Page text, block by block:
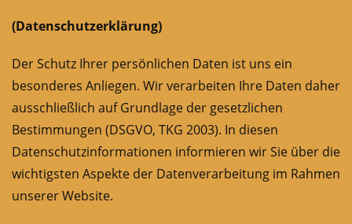
(Datenschutzerklärung)
Der Schutz Ihrer persönlichen Daten ist uns ein
besonderes Anliegen. Wir verarbeiten Ihre Daten daher
ausschließlich auf Grundlage der gesetzlichen
Bestimmungen (DSGVO, TKG 2003). In diesen
Datenschutzinformationen informieren wir Sie über die
wichtigsten Aspekte der Datenverarbeitung im Rahmen
unserer Website.